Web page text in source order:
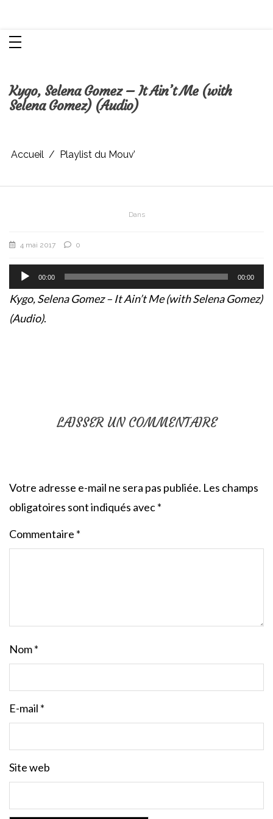
Kygo, Selena Gomez – It Ain’t Me (with
Selena Gomez) (Audio)
Accueil Playlist du Mouv’
Dans
4 mai 2017 0
Lecteur
audio
00:00 00:00
Kygo, Selena Gomez – It Ain’t Me (with Selena Gomez)
(Audio).
LAISSER UN COMMENTAIRE
Votre adresse e-mail ne sera pas publiée. Les champs
obligatoires sont indiqués avec*
Commentaire *
Nom*
E-mail *
Site web